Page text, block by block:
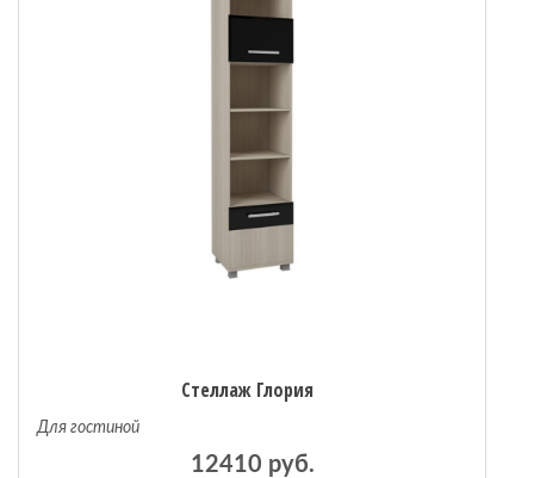
Стеллаж Глория
Для гостиной
12410 руб.